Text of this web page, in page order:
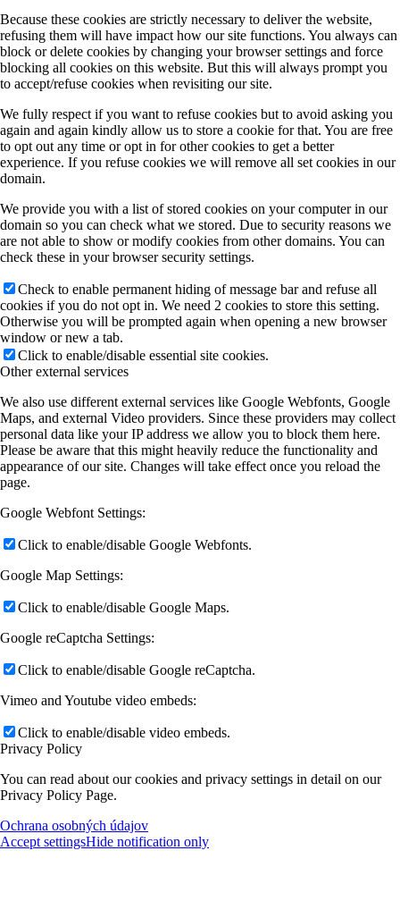
Because these cookies are strictly necessary to deliver the website,
refusing them will have impact how our site functions. You always can
block or delete cookies by changing your browser settings and force
blocking all cookies on this website. But this will always prompt you
to accept/refuse cookies when revisiting our site.
We fully respect if you want to refuse cookies but to avoid asking you
again and again kindly allow us to store a cookie for that. You are free
to opt out any time or opt in for other cookies to get a better
experience. If you refuse cookies we will remove all set cookies in our
domain.
We provide you with a list of stored cookies on your computer in our
domain so you can check what we stored. Due to security reasons we
are not able to show or modify cookies from other domains. You can
check these in your browser security settings.
Check to enable permanent hiding of message bar and refuse all
cookies if you do not opt in. We need 2 cookies to store this setting.
Otherwise you will be prompted again when opening a new browser
window or new a tab.
Click to enable/disable essential site cookies.
Other external services
We also use different external services like Google Webfonts, Google
Maps, and external Video providers. Since these providers may collect
personal data like your IP address we allow you to block them here.
Please be aware that this might heavily reduce the functionality and
appearance of our site. Changes will take effect once you reload the
page.
Google Webfont Settings:
Click to enable/disable Google Webfonts.
Google Map Settings:
Click to enable/disable Google Maps.
Google reCaptcha Settings:
Click to enable/disable Google reCaptcha.
Vimeo and Youtube video embeds:
Click to enable/disable video embeds.
Privacy Policy
You can read about our cookies and privacy settings in detail on our
Privacy Policy Page.
Ochrana osobných údajov
Accept settingsHide notification only